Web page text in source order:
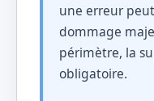
une erreur
dommage
périmètre, la
obligatoire.